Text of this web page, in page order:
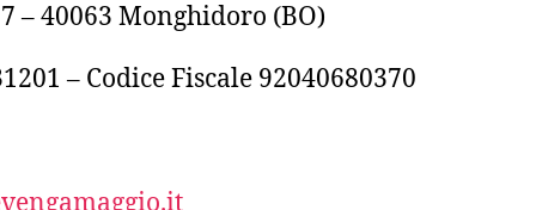
– 40063 Monghidoro (BO)
– Codice Fiscale 92040680370